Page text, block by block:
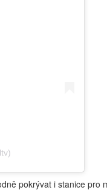
pokrývat i stanice